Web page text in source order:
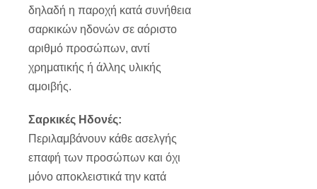
δηλαδή η παροχή κατά συνήθεια
σαρκικών ηδονών σε αόριστο
αριθμό προσώπων, αντί
χρηματικής ή άλλης υλικής
αμοιβής.
Σαρκικές Ηδονές:
Περιλαμβάνουν κάθε ασελγής
επαφή των προσώπων και όχι
μόνο αποκλειστικά την κατά